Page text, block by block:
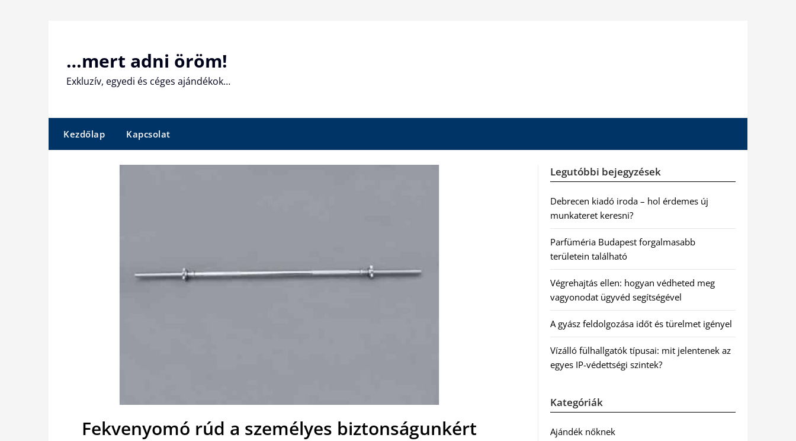
…mert adni öröm!
Exkluzív, egyedi és céges ajándékok…
Kezdőlap Kapcsolat
Fekvenyomó rúd a személyes biztonságunkért
Legutóbbi bejegyzések
Debrecen kiadó iroda – hol érdemes új
munkateret keresni?
Parfüméria Budapest forgalmasabb
területein található
Végrehajtás ellen: hogyan védheted meg
vagyonodat ügyvéd segítségével
A gyász feldolgozása időt és türelmet igényel
Vízálló fülhallgatók típusai: mit jelentenek az
egyes IP-védettségi szintek?
Kategóriák
Ajándék nőknek